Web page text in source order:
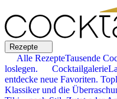
Rezepte
Alle RezepteTausende
loslegen.
Cocktailgalerie
entdecke neue Favoriten.
Klassiker und die